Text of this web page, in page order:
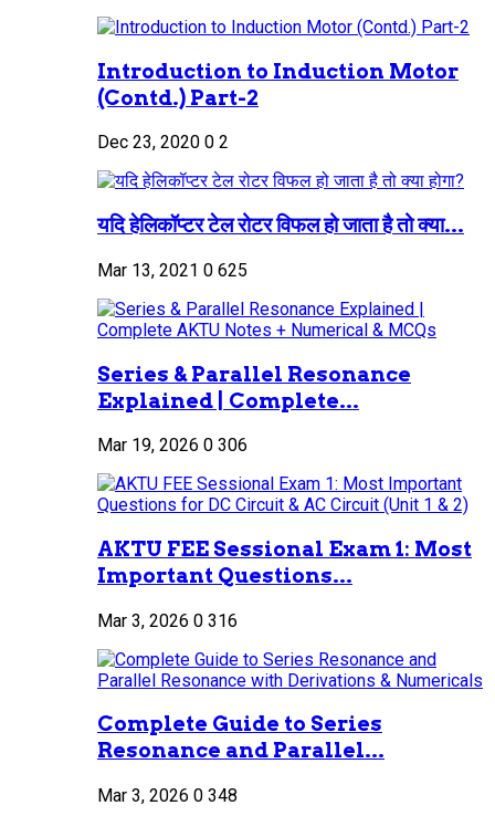
Introduction to Induction Motor
(Contd.) Part-2
Dec 23, 2020 0 2
यदि हेलिकॉप्टर टेल रोटर विफल हो जाता है तो क्या...
Mar 13, 2021 0 625
Series & Parallel Resonance
Explained | Complete...
Mar 19, 2026 0 306
AKTU FEE Sessional Exam 1: Most
Important Questions...
Mar 3, 2026 0 316
Complete Guide to Series
Resonance and Parallel...
Mar 3, 2026 0 348